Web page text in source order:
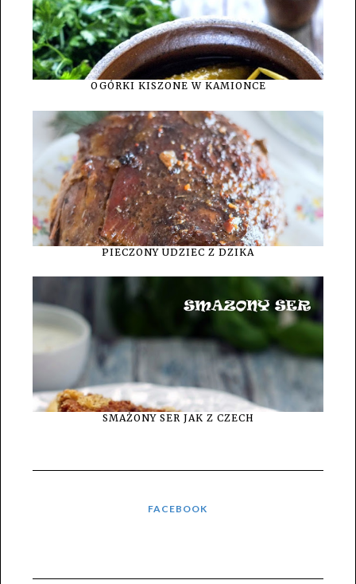
OGÓRKI KISZONE W KAMIONCE
PIECZONY UDZIEC Z DZIKA
SMAŻONY SER JAK Z CZECH
FACEBOOK